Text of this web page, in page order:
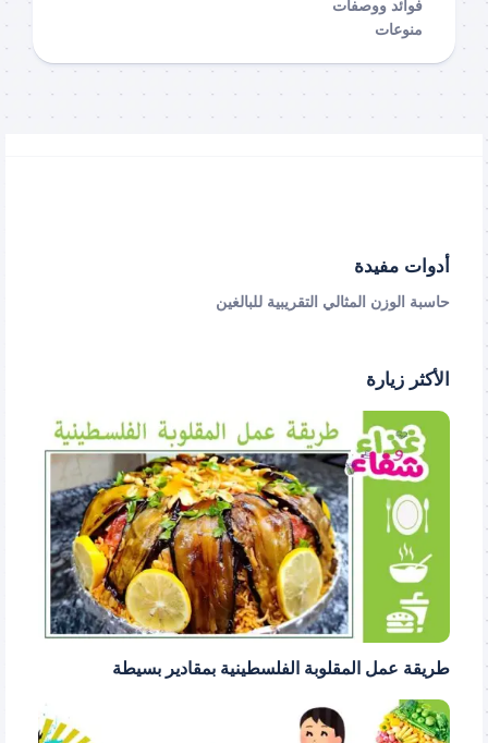
فوائد ووصفات
منوعات
أدوات مفيدة
حاسبة الوزن المثالي التقريبية للبالغين
الأكثر زيارة
طريقة عمل المقلوبة الفلسطينية بمقادير بسيطة